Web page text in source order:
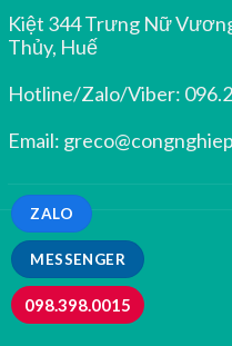
MESSENGER
ZALO
098.398.0015
Kiệt 344 Trưng Nữ
Thủy, Huế
Hotline/Zalo/Viber:
Email: